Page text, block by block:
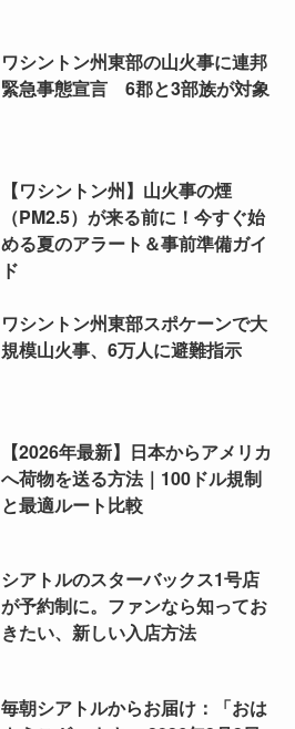
ワシントン州東部の山火事に連邦
緊急事態宣言 6郡と3部族が対象
【ワシントン州】山火事の煙
（PM2.5）が来る前に！今すぐ始
める夏のアラート＆事前準備ガイ
ド
ワシントン州東部スポケーンで大
規模山火事、6万人に避難指示
【2026年最新】日本からアメリカ
へ荷物を送る方法｜100ドル規制
と最適ルート比較
シアトルのスターバックス1号店
が予約制に。ファンなら知ってお
きたい、新しい入店方法
毎朝シアトルからお届け：「おは